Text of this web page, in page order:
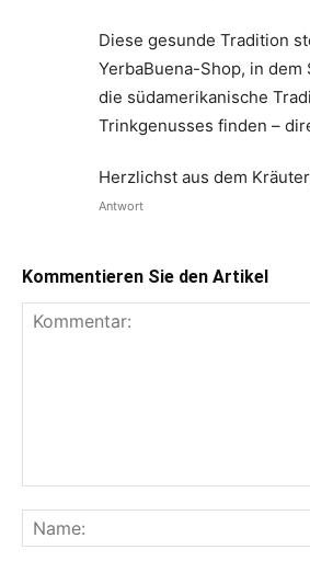
Diese gesunde Tradition
YerbaBuena-Shop, in dem
die südamerikanische
Trinkgenusses finden –
Herzlichst aus dem
Antwort
Kommentieren Sie den Artikel